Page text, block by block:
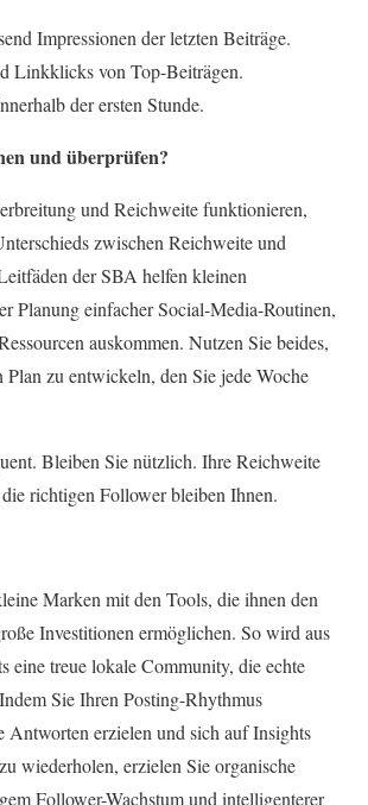
Impressionen der letzten Beiträge.
Linkklicks von Top-Beiträgen.
der ersten Stunde.
und überprüfen?
und Reichweite funktionieren,
zwischen Reichweite und
der SBA helfen kleinen
Planung einfacher Social-Media-Routinen,
auskommen. Nutzen Sie beides,
Plan zu entwickeln, den Sie jede Woche
Bleiben Sie nützlich. Ihre Reichweite
richtigen Follower bleiben Ihnen.
Marken mit den Tools, die ihnen den
Investitionen ermöglichen. So wird aus
eine treue lokale Community, die echte
Sie Ihren Posting-Rhythmus
Antworten erzielen und sich auf Insights
wiederholen, erzielen Sie organische
Follower-Wachstum und intelligenterer